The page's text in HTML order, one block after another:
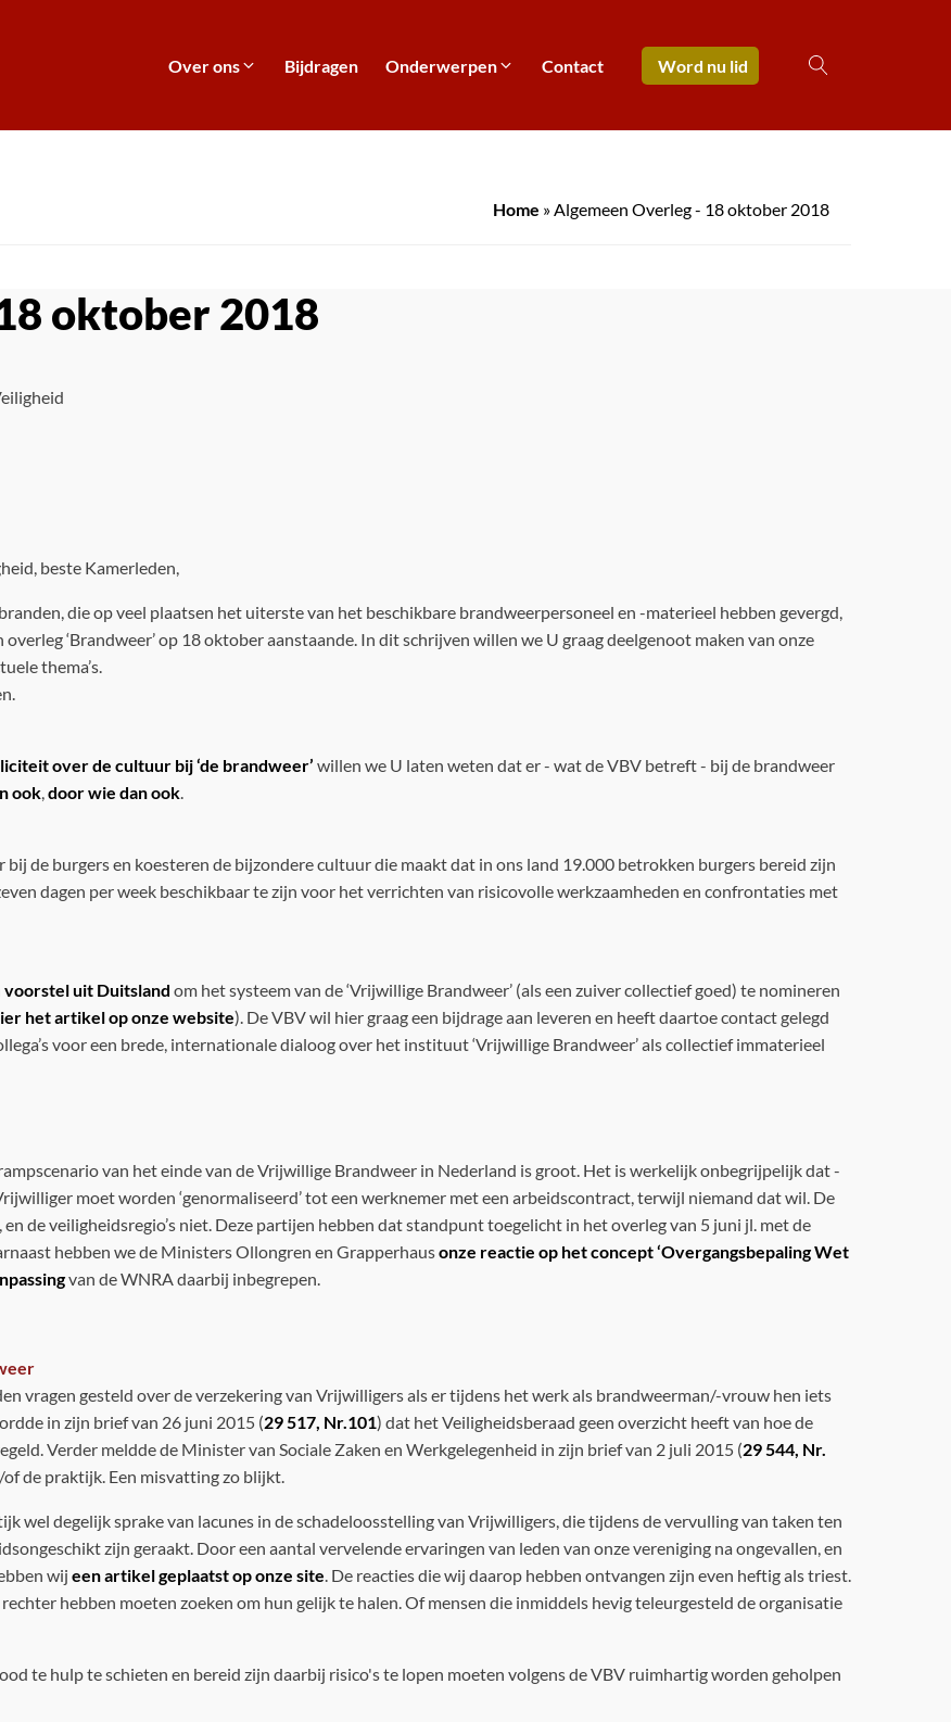
Over ons Bijdragen Onderwerpen Contact Word nu lid
Home »Algemeen Overleg - 18 oktober 2018
oktober 2018
beste Kamerleden,
die op veel plaatsen het uiterste van het beschikbare brandweerpersoneel en -materieel hebben gevergd,
‘Brandweer’ op 18 oktober aanstaande. In dit schrijven willen we U graag deelgenoot maken van onze
thema’s.
over de cultuur bij ‘de brandweer’ willen we U laten weten dat er - wat de VBV betreft - bij de brandweer
ook,door wie dan ook.
de burgers en koesteren de bijzondere cultuur die maakt dat in ons land 19.000 betrokken burgers bereid zijn
dagen per week beschikbaar te zijn voor het verrichten van risicovolle werkzaamheden en confrontaties met
voorstel uit Duitsland om het systeem van de ‘Vrijwillige Brandweer’ (als een zuiver collectief goed) te nomineren
het artikel op onze website). De VBV wil hier graag een bijdrage aan leveren en heeft daartoe contact gelegd
voor een brede, internationale dialoog over het instituut ‘Vrijwillige Brandweer’ als collectief immaterieel
van het einde van de Vrijwillige Brandweer in Nederland is groot. Het is werkelijk onbegrijpelijk dat -
moet worden ‘genormaliseerd’ tot een werknemer met een arbeidscontract, terwijl niemand dat wil. De
de veiligheidsregio’s niet. Deze partijen hebben dat standpunt toegelicht in het overleg van 5 juni jl. met de
hebben we de Ministers Ollongren en Grapperhausonze reactie op het concept ‘Overgangsbepaling Wet
van de WNRA daarbij inbegrepen.
vragen gesteld over de verzekering van Vrijwilligers als er tijdens het werk als brandweerman/-vrouw hen iets
in zijn brief van 26 juni 2015 (29 517, Nr.101) dat het Veiligheidsberaad geen overzicht heeft van hoe de
Verder meldde de Minister van Sociale Zaken en Werkgelegenheid in zijn brief van 2 juli 2015 (29 544, Nr.
of de praktijk. Een misvatting zo blijkt.
wel degelijk sprake van lacunes in de schadeloosstelling van Vrijwilligers, die tijdens de vervulling van taken ten
zijn geraakt. Door een aantal vervelende ervaringen van leden van onze vereniging na ongevallen, en
wij een artikel geplaatst op onze site. De reacties die wij daarop hebben ontvangen zijn even heftig als triest.
hebben moeten zoeken om hun gelijk te halen. Of mensen die inmiddels hevig teleurgesteld de organisatie
te hulp te schieten en bereid zijn daarbij risico's te lopen moeten volgens de VBV ruimhartig worden geholpen